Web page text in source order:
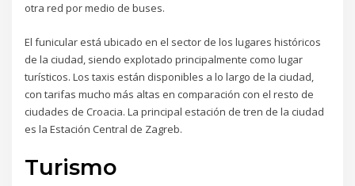
otra red por medio de buses.
El funicular está ubicado en el sector de los lugares históricos
de la ciudad, siendo explotado principalmente como lugar
turísticos. Los taxis están disponibles a lo largo de la ciudad,
con tarifas mucho más altas en comparación con el resto de
ciudades de Croacia. La principal estación de tren de la ciudad
es la Estación Central de Zagreb.
Turismo